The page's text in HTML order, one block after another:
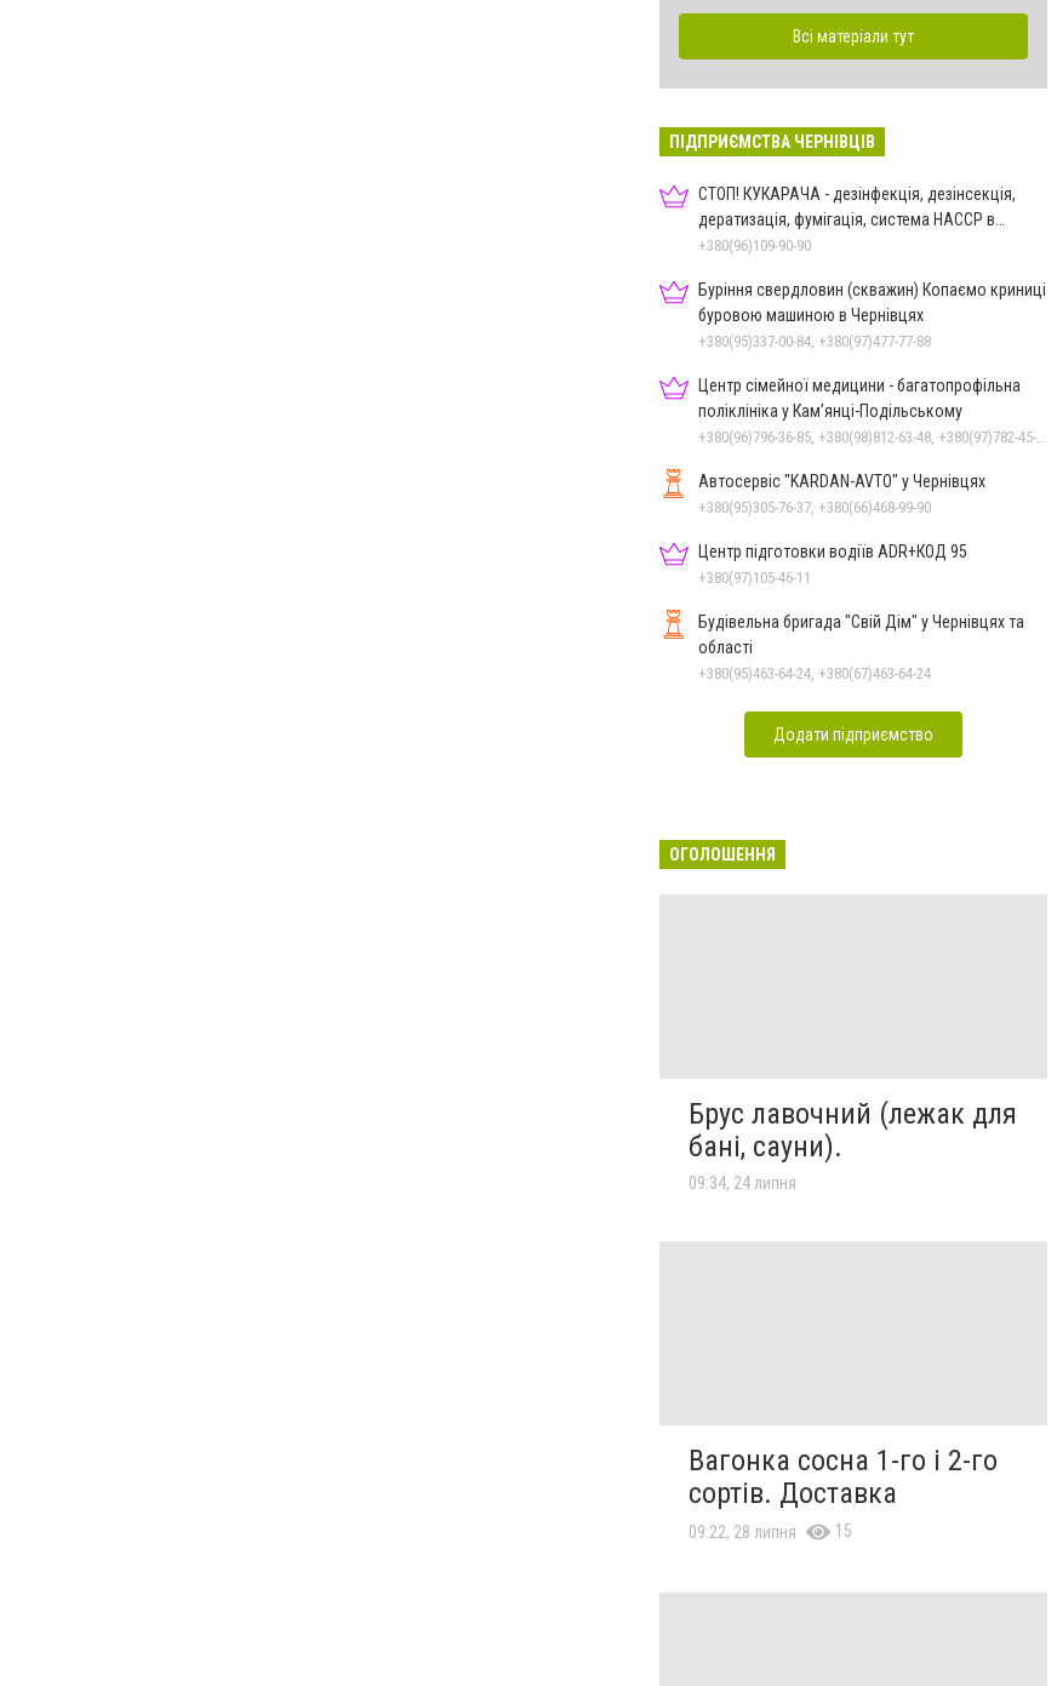
Всі матеріали тут
ПІДПРИЄМСТВА ЧЕРНІВЦІВ
СТОП! КУКАРАЧА - дезінфекція, дезінсекція,
дератизація, фумігація, система HACCP в
Чернівцях
+380(96)109-90-90
Буріння свердловин (скважин) Копаємо криниці
буровою машиною в Чернівцях
+380(95)337-00-84, +380(97)477-77-88
Центр сімейної медицини - багатопрофільна
поліклініка у Кам’янці-Подільському
Автосервіс "KARDAN-AVTO" у Чернівцях
+380(95)305-76-37, +380(66)468-99-90
Центр підготовки водіїв ADR+КОД 95
+380(97)105-46-11
Будівельна бригада "Свій Дім" у Чернівцях та
області
+380(95)463-64-24, +380(67)463-64-24
Додати підприємство
ОГОЛОШЕННЯ
Брус лавочний (лежак для
бані, сауни).
09:34, 24 липня
Вагонка сосна 1-го і 2-го
сортів. Доставка
09:22, 28 липня 15